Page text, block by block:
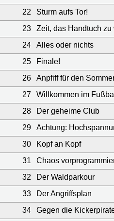
22
Sturm aufs Tor!
23
Zeit, das Handtuch zu
24
Alles oder nichts
25
Finale!
26
Anpfiff für den
27
Willkommen im
28
Der geheime Club
29
Achtung:
30
Kopf an Kopf
31
Chaos
32
Der Waldparkour
33
Der Angriffsplan
34
Gegen die